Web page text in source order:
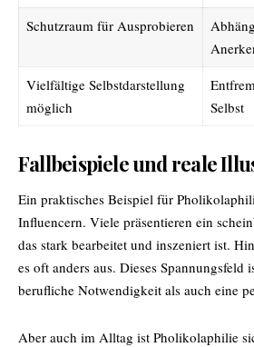
Schutzraum für Ausprobieren
Vielfältige Selbstdarstellung
möglich
Selbst
Fallbeispiele und reale
Ein praktisches Beispiel für
Influencern. Viele präsentieren ein
das stark bearbeitet und inszeniert ist.
es oft anders aus. Dieses Spannungsfeld
berufliche Notwendigkeit als auch eine
Aber auch im Alltag ist Pholikolaphilie